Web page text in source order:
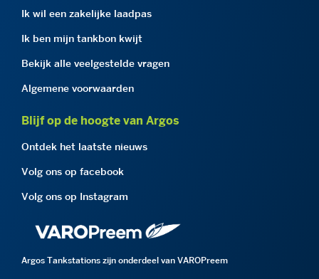
Ik wil een zakelijke laadpas
Ik ben mijn tankbon kwijt
Bekijk alle veelgestelde vragen
Algemene voorwaarden
Blijf op de hoogte van Argos
Ontdek het laatste nieuws
Volg ons op facebook
Volg ons op Instagram
Argos Tankstations zijn onderdeel van VAROPreem